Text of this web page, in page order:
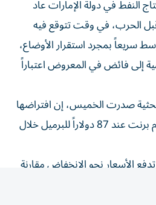
الحرب، في وقت تتوقع فيه
سريعاً بمجرد استقرار الأوضاع،
إلى فائض في المعروض اعتباراً
صدرت الخميس، إن افتراضها
الأساسي لمتوسط سعر خام برنت عند 87 دولاراً للبرميل خلال
الأسعار نحو الانخفاض مقارنة
إلى وجود هامش أمان كبير في